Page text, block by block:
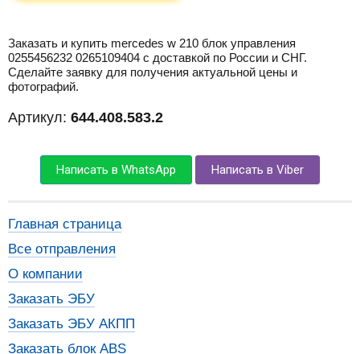
Заказать и купить mercedes w 210 блок управления
0255456232 0265109404 с доставкой по России и СНГ.
Сделайте заявку для получения актуальной цены и
фотографий.
Артикул: 644.408.583.2
Написать в WhatsApp Написать в Viber
Главная страница
Все отправления
О компании
Заказать ЭБУ
Заказать ЭБУ АКПП
Заказать блок ABS